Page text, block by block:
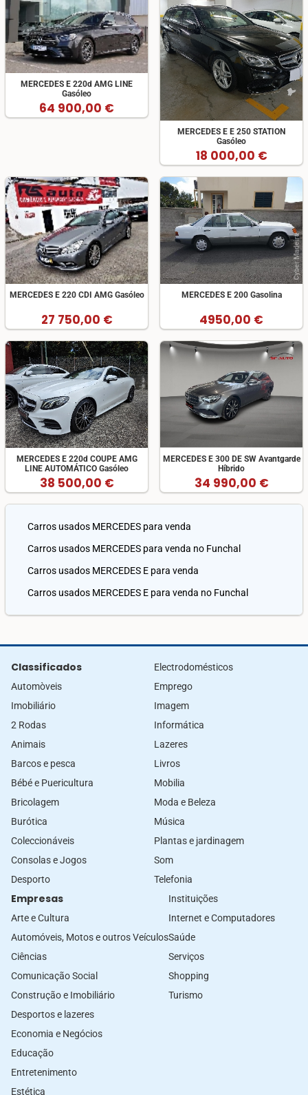
MERCEDES E 220d AMG LINE
Gasóleo
64 900,00 €
MERCEDES E E 250 STATION
Gasóleo
18 000,00 €
MERCEDES E 220 CDI AMG Gasóleo
27 750,00 €
MERCEDES E 200 Gasolina
4950,00 €
MERCEDES E 220d COUPE AMG
LINE AUTOMÁTICO Gasóleo
38 500,00 €
MERCEDES E 300 DE SW Avantgarde
Híbrido
34 990,00 €
Carros usados MERCEDES para venda
Carros usados MERCEDES para venda no Funchal
Carros usados MERCEDES E para venda
Carros usados MERCEDES E para venda no Funchal
Classificados
Automòveis
Imobiliário
2 Rodas
Animais
Barcos e pesca
Bébé e Puericultura
Bricolagem
Burótica
Coleccionáveis
Consolas e Jogos
Desporto
Electrodomésticos
Emprego
Imagem
Informática
Lazeres
Livros
Mobilia
Moda e Beleza
Música
Plantas e jardinagem
Som
Telefonia
Empresas
Arte e Cultura
Automóveis, Motos e outros Veículos
Ciências
Comunicação Social
Construção e Imobiliário
Desportos e lazeres
Economia e Negócios
Educação
Entretenimento
Estética
Instituições
Internet e Computadores
Saúde
Serviços
Shopping
Turismo